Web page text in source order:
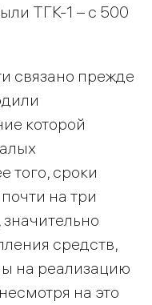
ТГК-1 – с 500
связано прежде
которой
того, сроки
на три
средств,
на реализацию
на это